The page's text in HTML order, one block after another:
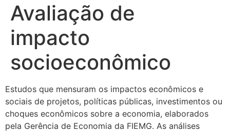
Avaliação de
impacto
socioeconômico
Estudos que mensuram os impactos econômicos e
sociais de projetos, políticas públicas, investimentos ou
choques econômicos sobre a economia, elaborados
pela Gerência de Economia da FIEMG. As análises